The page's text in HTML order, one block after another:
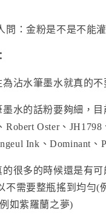
問：金粉是不是不能
沾水筆墨水就真的不
水的話粉要夠細，
、 Robert Oster、 JH1798
Ink 、Dominant、
很多的時候還是有
不需要整瓶搖到均勻(
如紫羅蘭之夢)